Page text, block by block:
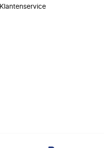
Klantenservice